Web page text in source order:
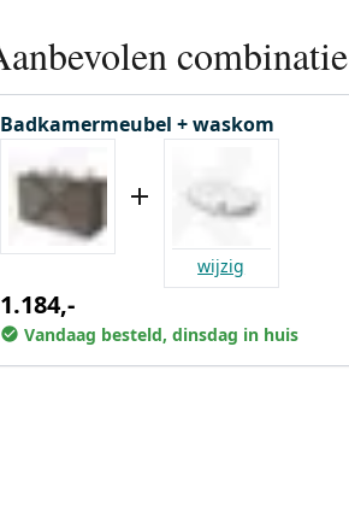
combinatie
Badkamermeubel + waskom
wijzig
1.184,-
Vandaag besteld, dinsdag in huis